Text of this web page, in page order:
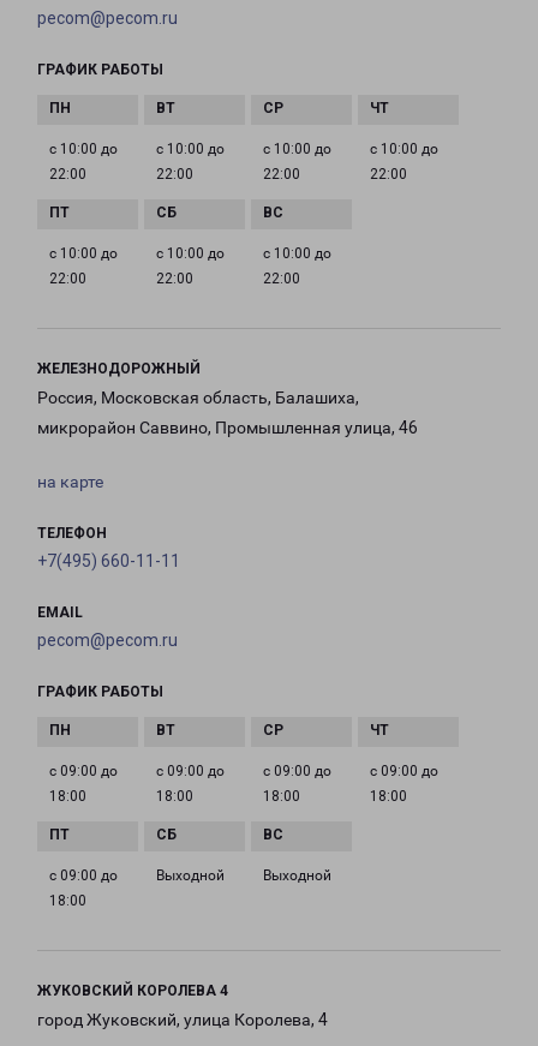
pecom@pecom.ru
ГРАФИК РАБОТЫ
с 10:00 до
22:00
с 10:00 до
22:00
с 10:00 до
22:00
с 10:00 до
22:00
с 10:00 до
22:00
с 10:00 до
22:00
с 10:00 до
22:00
ЖЕЛЕЗНОДОРОЖНЫЙ
Россия, Московская область, Балашиха,
микрорайон Саввино, Промышленная улица, 46
на карте
ТЕЛЕФОН
+7(495) 660-11-11
EMAIL
pecom@pecom.ru
ГРАФИК РАБОТЫ
с 09:00 до
18:00
с 09:00 до
18:00
с 09:00 до
18:00
с 09:00 до
18:00
с 09:00 до
18:00
Выходной Выходной
ЖУКОВСКИЙ КОРОЛЕВА 4
город Жуковский, улица Королева, 4